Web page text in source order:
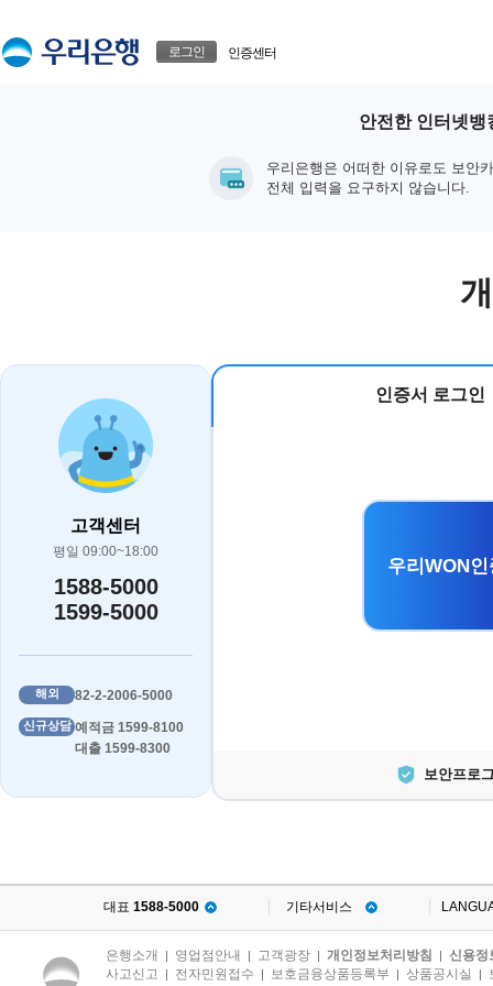
로그인 인증센터
안전한 인터넷뱅
우리은행은 어떠한 이유로도 보안
전체 입력을 요구하지 않습니다.
고객센터
평일 09:00~18:00
1588-5000
1599-5000
해외 82-2-2006-5000
신규상담 예적금 1599-8100
대출 1599-8300
인증서 로그인
우리WON
보안프로
대표 1588-5000 기타서비스
은행소개 | 영업점안내 | 고객광장 | 개인정보처리방침 | 신용정
사고신고 | 전자민원접수 | 보호금융상품등록부 | 상품공시실 |